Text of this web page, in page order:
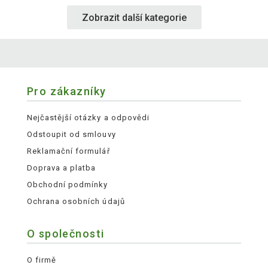
Zobrazit další kategorie
Pro zákazníky
Nejčastější otázky a odpovědi
Odstoupit od smlouvy
Reklamační formulář
Doprava a platba
Obchodní podmínky
Ochrana osobních údajů
O společnosti
O firmě